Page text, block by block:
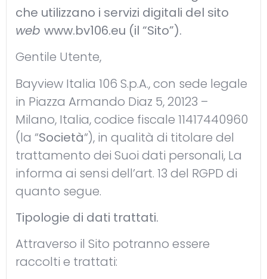
che utilizzano i servizi digitali del sito
web www.bv106.eu (il “Sito”).
Gentile Utente,
Bayview Italia 106 S.p.A., con sede legale
in Piazza Armando Diaz 5, 20123 –
Milano, Italia, codice fiscale 11417440960
(la “Società“), in qualità di titolare del
trattamento dei Suoi dati personali, La
informa ai sensi dell’art. 13 del RGPD di
quanto segue.
Tipologie di dati trattati.
Attraverso il Sito potranno essere
raccolti e trattati: